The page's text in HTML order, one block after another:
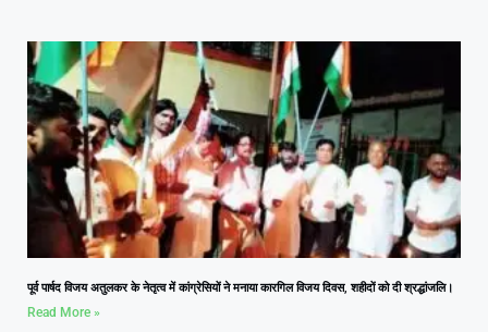
पूर्व पार्षद विजय अतुलकर के नेतृत्व में कांग्रेसियों ने मनाया कारगिल विजय दिवस, शहीदों को दी श्रद्धांजलि।
Read More »